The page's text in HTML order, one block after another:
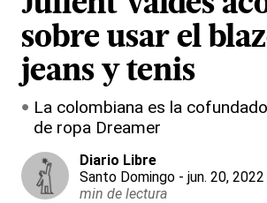
sobre usar el
jeans y tenis
La colombiana es la
de ropa Dreamer
Diario Libre
Santo Domingo - jun. 20,
min de lectura